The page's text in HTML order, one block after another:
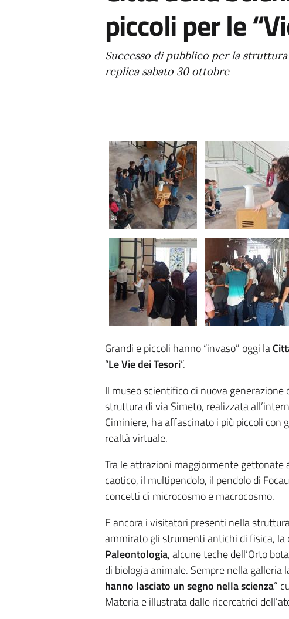
piccoli per le
Successo di pubblico per la struttura
replica sabato 30 ottobre
Grandi e piccoli hanno “invaso” oggi la
“Le Vie dei Tesori”.
Il museo scientifico di nuova
struttura di via Simeto, realizzata
Ciminiere, ha affascinato i più piccoli con
realtà virtuale.
Tra le attrazioni maggiormente gettonate
caotico, il multipendolo, il pendolo di
concetti di microcosmo e macrocosmo.
E ancora i visitatori presenti nella
ammirato gli strumenti antichi di fisica, la
Paleontologia, alcune teche dell’Orto
di biologia animale. Sempre nella galleria
hanno lasciato un segno nella scienza”
Materia e illustrata dalle ricercatrici